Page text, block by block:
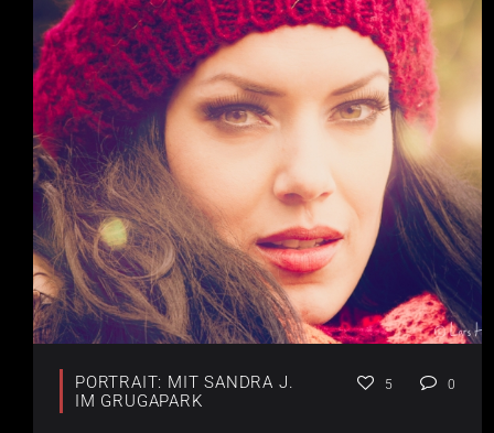
PORTRAIT: MIT SANDRA J.
IM GRUGAPARK
5 0